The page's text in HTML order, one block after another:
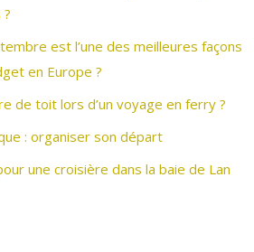
est l’une des meilleures façons
en Europe ?
de toit lors d’un voyage en ferry ?
: organiser son départ
une croisière dans la baie de Lan